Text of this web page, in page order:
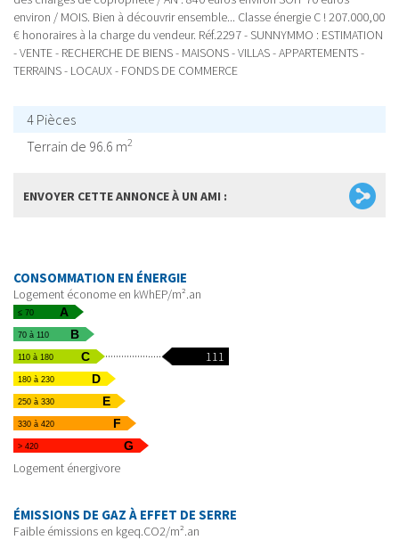
environ / MOIS. Bien à découvrir ensemble... Classe énergie C ! 207.000,00
€ honoraires à la charge du vendeur. Réf.2297 - SUNNYMMO : ESTIMATION
- VENTE - RECHERCHE DE BIENS - MAISONS - VILLAS - APPARTEMENTS -
TERRAINS - LOCAUX - FONDS DE COMMERCE
4 Pièces
Terrain de 96.6 m2
ENVOYER CETTE ANNONCE À UN AMI :
CONSOMMATION EN ÉNERGIE
Logement économe en kWhEP/m².an
≤ 70 A
70 à 110 B
110 à 180 C 111
180 à 230 D
250 à 330 E
330 à 420 F
> 420 G
Logement énergivore
ÉMISSIONS DE GAZ À EFFET DE SERRE
Faible émissions en kgeq.CO2/m².an